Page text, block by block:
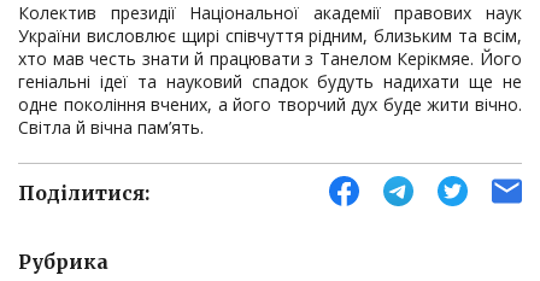
Колектив президії Національної академії правових наук
України висловлює щирі співчуття рідним, близьким та всім,
хто мав честь знати й працювати з Танелом Керікмяе. Його
геніальні ідеї та науковий спадок будуть надихати ще не
одне покоління вчених, а його творчий дух буде жити вічно.
Світла й вічна пам’ять.
Поділитися:
Рубрика